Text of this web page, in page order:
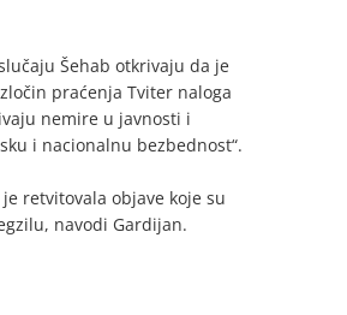
Šehab otkrivaju da je
praćenja Tviter naloga
nemire u javnosti i
i nacionalnu bezbednost“.
retvitovala objave koje su
navodi Gardijan.